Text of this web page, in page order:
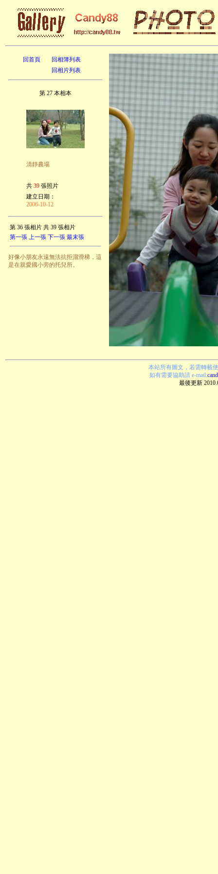
回首頁
回相簿列表
回相片列表
第 27 本相本
清靜農場
共 39 張照片
建立日期：
2006-10-12
第 36 張相片 共 39 張相片
第一張 上一張 下一張 最末張
好像小朋友永遠無法抗拒溜滑梯，這
是在親愛國小旁的托兒所。
本站所有圖文，若需轉載
如有需要協助請 e-mail:
最後更新